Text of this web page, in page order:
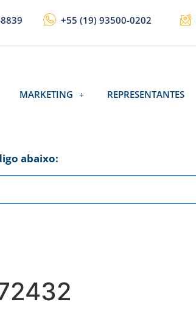
+55 (19) 93500-0202
MARKETING REPRESENTANTES
abaixo: